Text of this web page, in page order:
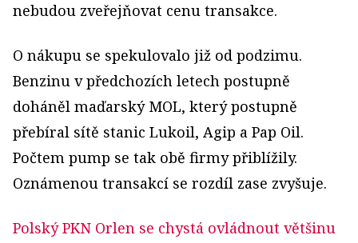
nebudou zveřejňovat cenu transakce.
O nákupu se spekulovalo již od podzimu.
Benzinu v předchozích letech postupně
doháněl maďarský MOL, který postupně
přebíral sítě stanic Lukoil, Agip a Pap Oil.
Počtem pump se tak obě firmy přiblížily.
Oznámenou transakcí se rozdíl zase zvyšuje.
Polský PKN Orlen se chystá ovládnout většinu